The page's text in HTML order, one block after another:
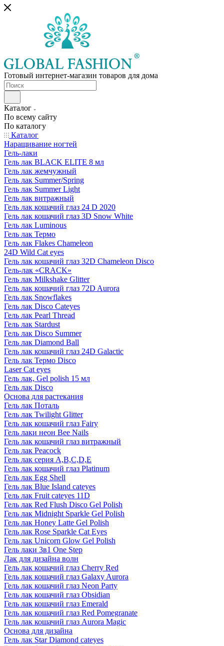
Готовый интернет-магазин товаров для дома
Каталог
По всему сайту
По каталогу
Каталог
Наращивание ногтей
Гель-лаки
Гель лак BLACK ELITE 8 мл
Гель лак жемчужный
Гель лак Summer/Spring
Гель лак Summer Light
Гель лак витражный
Гель лак кошачий глаз 24 D 2020
Гель лак кошачий глаз 3D Snow White
Гель лак Luminous
Гель лак Термо
Гель лак Flakes Chameleon
24D Wild Cat eyes
Гель лак кошачий глаз 32D Chameleon Disco
Гель-лак «CRACK»
Гель лак Milkshake Glitter
Гель лак кошачий глаз 72D Aurora
Гель лак Snowflakes
Гель лак Disco Cateyes
Гель лак Pearl Thread
Гель лак Stardust
Гель лак Disco Summer
Гель лак Diamond Ball
Гель лак кошачий глаз 24D Galactic
Гель лак Термо Disco
Laser Cat eyes
Гель лак, Gel polish 15 мл
Гель лак Disco
Основа для растекания
Гель лак Поталь
Гель лак Twilight Glitter
Гель лак кошачий глаз Fairy
Гель лаки неон Bee Nails
Гель лак кошачий глаз витражный
Гель лак Peacock
Гель лак серия A,B,C,D,E
Гель лак кошачий глаз Platinum
Гель лак Egg Shell
Гель лак Blue Island cateyes
Гель лак Fruit cateyes 11D
Гель лак Red Flush Disco Gel Polish
Гель лак Midnight Sparkle Gel Polish
Гель лак Honey Latte Gel Polish
Гель лак Rose Sparkle Cat Eyes
Гель лак Unicorn Glow Gel Polish
Гель лаки 3в1 One Step
Лак для дизайна волн
Гель лак кошачий глаз Cherry Red
Гель лак кошачий глаз Galaxy Aurora
Гель лак кошачий глаз Neon Party
Гель лак кошачий глаз Obsidian
Гель лак кошачий глаз Emerald
Гель лак кошачий глаз Red Pomegranate
Гель лак кошачий глаз Aurora Magic
Основа для дизайна
Гель лак Star Diamond cateyes